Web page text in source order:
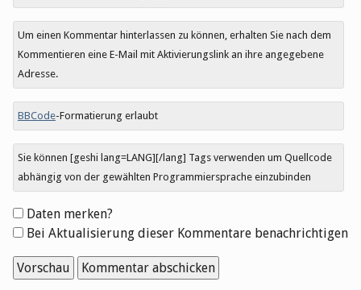
Um einen Kommentar hinterlassen zu können, erhalten Sie nach dem
Kommentieren eine E-Mail mit Aktivierungslink an ihre angegebene
Adresse.
BBCode-Formatierung erlaubt
Sie können [geshi lang=LANG][/lang] Tags verwenden um Quellcode
abhängig von der gewählten Programmiersprache einzubinden
Formular-
Optionen
Daten merken?
Bei Aktualisierung dieser Kommentare benachrichtigen